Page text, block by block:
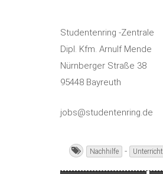
Studentenring -Zentrale
Dipl. Kfm. Arnulf Mende
Nürnberger Straße 38
95448 Bayreuth
jobs@studentenring.de
Nachhilfe - Unterricht